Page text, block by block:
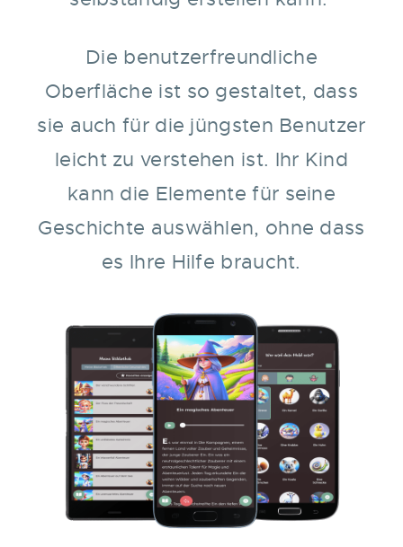
Die benutzerfreundliche
Oberfläche ist so gestaltet, dass
sie auch für die jüngsten Benutzer
leicht zu verstehen ist. Ihr Kind
kann die Elemente für seine
Geschichte auswählen, ohne dass
es Ihre Hilfe braucht.